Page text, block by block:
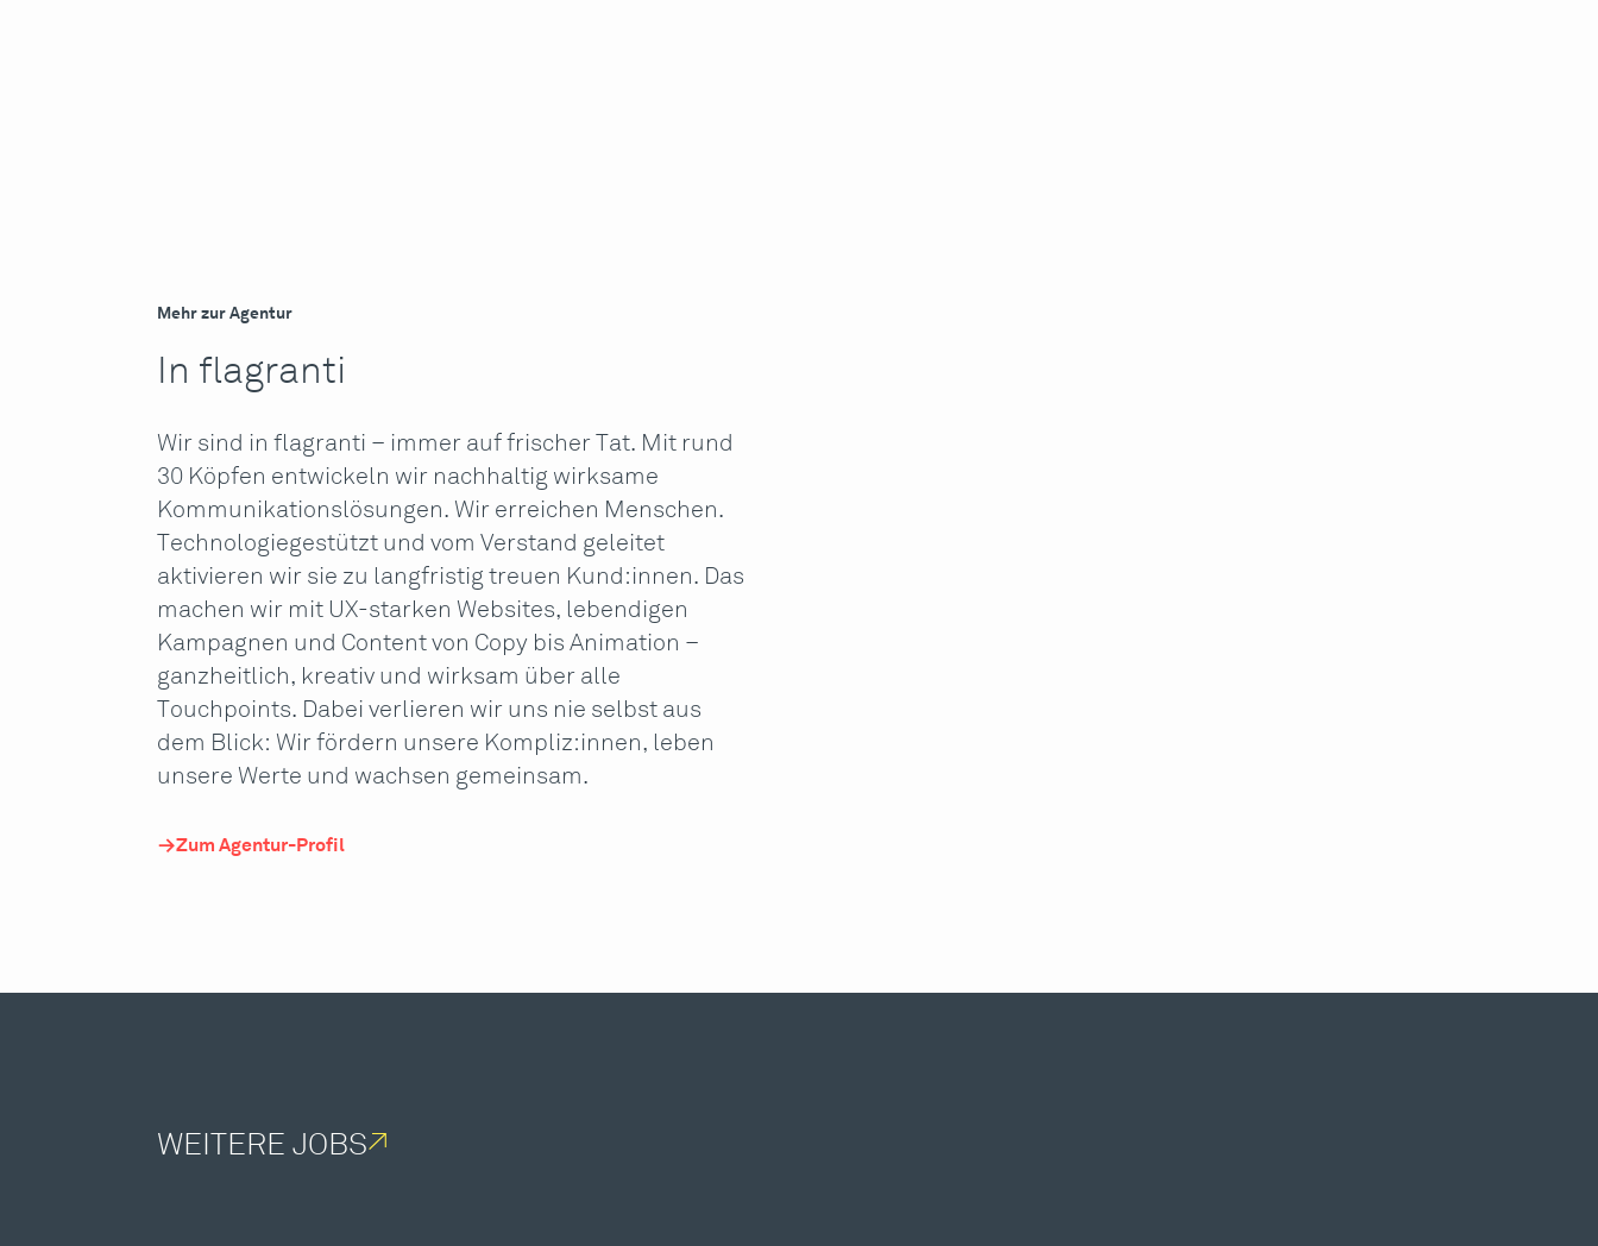
Mehr zur Agentur
In flagranti
Wir sind in flagranti – immer auf frischer Tat. Mit rund
30 Köpfen entwickeln wir nachhaltig wirksame
Kommunikationslösungen. Wir erreichen Menschen.
Technologiegestützt und vom Verstand geleitet
aktivieren wir sie zu langfristig treuen Kund:innen. Das
machen wir mit UX-starken Websites, lebendigen
Kampagnen und Content von Copy bis Animation –
ganzheitlich, kreativ und wirksam über alle
Touchpoints. Dabei verlieren wir uns nie selbst aus
dem Blick: Wir fördern unsere Kompliz:innen, leben
unsere Werte und wachsen gemeinsam.
Zum Agentur-Profil
WEITERE JOBS↗